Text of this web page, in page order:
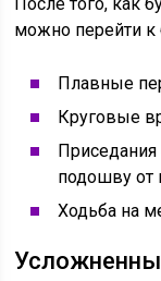
можно перейти
Плавные
Круговые
подошву от
Ходьба на